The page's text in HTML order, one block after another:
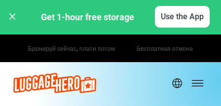
Get 1-hour free storage Use the App
Почасовые / дневные тарифы